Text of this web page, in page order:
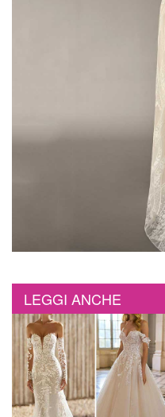
LEGGI ANCHE